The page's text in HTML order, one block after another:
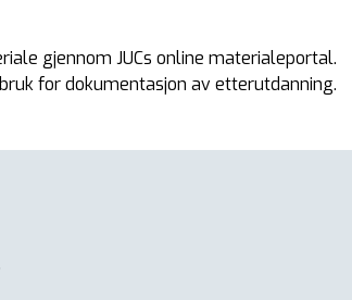
gjennom JUCs online materialeportal.
for dokumentasjon av etterutdanning.